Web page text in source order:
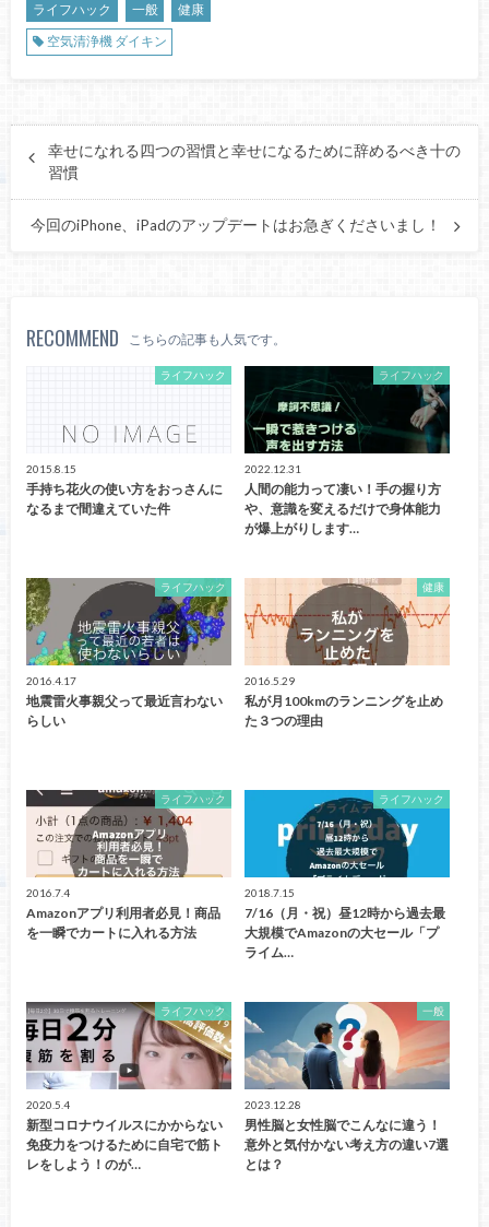
ライフハック 一般
健康
空気清浄機 ダイキン
幸せになれる四つの習慣と幸せになるために辞めるべき十の
習慣
今回のiPhone、iPadのアップデートはお急ぎくださいまし！
RECOMMEND こちらの記事も人気です。
ライフハック
2015.8.15
手持ち花火の使い方をおっさんに
なるまで間違えていた件
ライフハック
2022.12.31
人間の能力って凄い！手の握り方
や、意識を変えるだけで身体能力
が爆上がりします…
ライフハック
2016.4.17
地震雷火事親父って最近言わない
らしい
健康
2016.5.29
私が月100kmのランニングを止め
た３つの理由
ライフハック
2016.7.4
Amazonアプリ利用者必見！商品
を一瞬でカートに入れる方法
ライフハック
2018.7.15
7/16（月・祝）昼12時から過去最
大規模でAmazonの大セール「プ
ライム…
ライフハック
2020.5.4
新型コロナウイルスにかからない
免疫力をつけるために自宅で筋ト
レをしよう！のが…
一般
2023.12.28
男性脳と女性脳でこんなに違う！
意外と気付かない考え方の違い7選
とは？